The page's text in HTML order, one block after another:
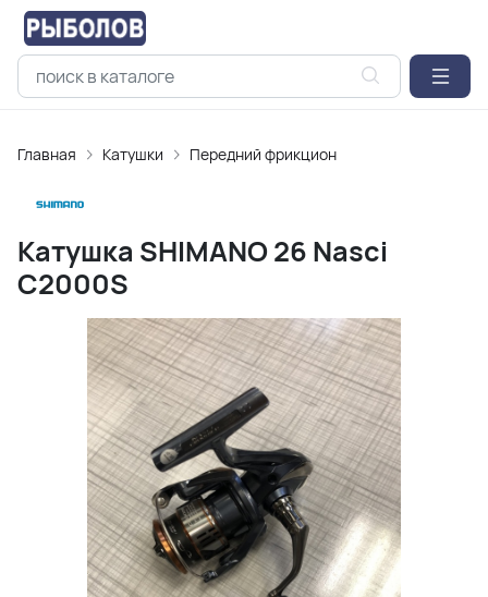
Главная Катушки Передний фрикцион
Катушка SHIMANO 26 Nasci
C2000S